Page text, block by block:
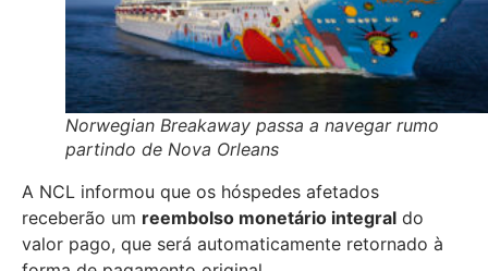
Norwegian Breakaway passa a navegar rumo
partindo de Nova Orleans
A NCL informou que os hóspedes afetados
receberão um reembolso monetário integral do
valor pago, que será automaticamente retornado à